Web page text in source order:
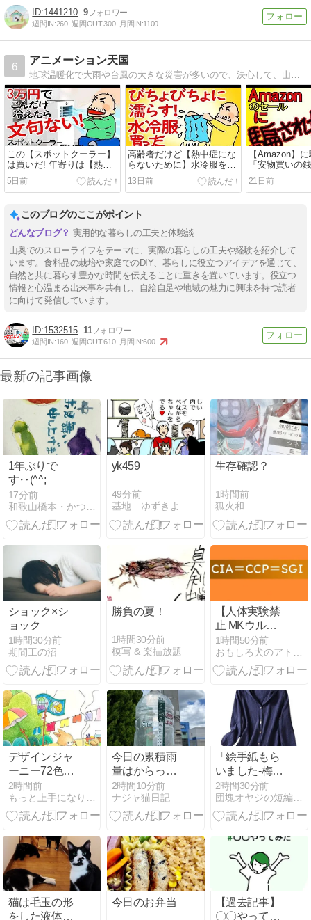
1441210 9
週間IN:260 週間OUT:300 月間IN:1100
6
アニメーション天国
この【スポットクーラー】
は買いだ! 年寄りは【熱中
症】にならんように命は自
分で守ろう! 【老後は年金
で田舎暮らし】
5日前
高齢者だけど【熱中症にな
らないために】水冷服を買
ってみた 2267円クールベ
スト 着て見ました【老後は
年金で田舎暮らし】
13日前
【Amazon】
「安物買いの
アルな動画で
金で田舎暮ら
21日前
このブログのここがポイント
実用的な暮らしの工夫と体験談
山奥でのスローライフをテーマに、実際の暮らしの工夫や経験を紹介して
います。食料品の栽培や家庭でのDIY、暮らしに役立つアイデアを通じて、
自然と共に暮らす豊かな時間を伝えることに重きを置いています。役立つ
情報と心温まる出来事を共有し、自給自足や地域の魅力に興味を持つ読者
に向けて発信しています。
1532515 11
週間IN:160 週間OUT:610 月間IN:600
最新の記事画像
1年ぶりで
す‥(^^;
17分前
yk459
49分前
基地 ゆずきよ
生存確認？
1時間前
狐火和
ショック×シ
ョック
1時間30分前
期間工の沼
勝負の夏！
1時間30分前
模写 & 楽描放題
【人体実験禁
止 MKウルト
ラ禁止】テク
ノロジー犯罪
撲滅
1時間50分前
デザインジャ
ーニー72色、
全部で塗る
「マルシェの
思い出」⑤完
2時間前
今日の累積雨
量はからっか
らの0㎜
2時間10分前
ナジャ猫日記
「絵手紙もら
いました-梅の
実-」について
考える
2時間30分前
猫は毛玉の形
をした液体だ
今日のお弁当
【過去記事】
〇〇やってみ